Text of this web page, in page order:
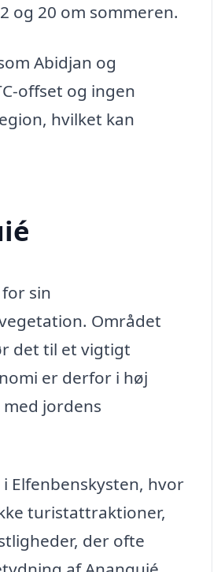
og 20 om sommeren.
Abidjan og
offset og ingen
hvilket kan
sin
Området
det til et vigtigt
er derfor i høj
jordens
Elfenbenskysten, hvor
turistattraktioner,
der ofte